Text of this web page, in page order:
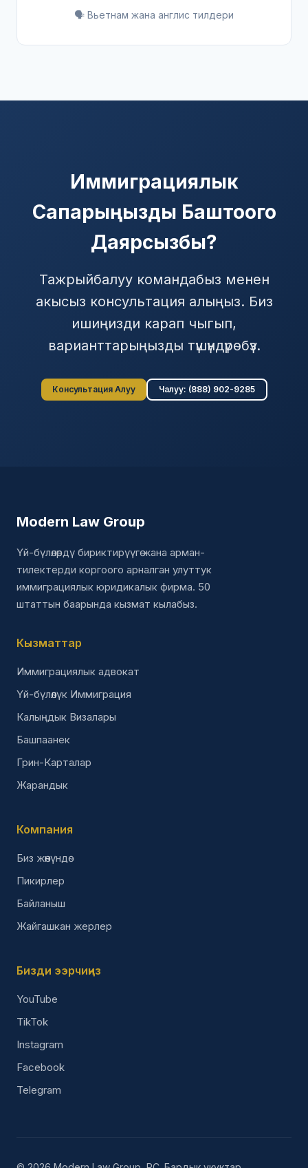
🗣️ Вьетнам жана англис тилдери
Иммиграциялык
Сапарыңызды Баштоого
Даярсызбы?
Тажрыйбалуу командабыз менен
акысыз консультация алыңыз. Биз
ишиңизди карап чыгып,
варианттарыңызды түшүндүрөбүз.
Консультация Алуу Чалуу: (888) 902-9285
Modern Law Group
Үй-бүлөлөрдү бириктирүүгө жана арман-
тилектерди коргоого арналган улуттук
иммиграциялык юридикалык фирма. 50
штаттын баарында кызмат кылабыз.
Кызматтар
Иммиграциялык адвокат
Үй-бүлөлүк Иммиграция
Калыңдык Визалары
Башпаанек
Грин-Карталар
Жарандык
Компания
Биз жөнүндө
Пикирлер
Байланыш
Жайгашкан жерлер
Бизди ээрчиңиз
YouTube
TikTok
Instagram
Facebook
Telegram